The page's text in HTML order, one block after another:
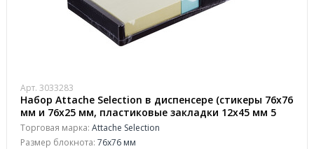
Арт. 3033283
Набор Attache Selection в диспенсере (стикеры 76x76
мм и 76x25 мм, пластиковые закладки 12x45 мм 5
цветов по 20 листов)
Торговая марка: Attache Selection
Размер блокнота: 76х76 мм